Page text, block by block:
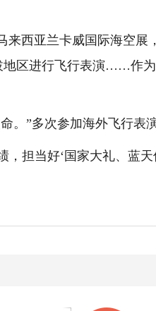
西亚兰卡威国际海空展
区进行飞行表演……作
”多次参加海外飞行表
当好‘国家大礼、蓝天